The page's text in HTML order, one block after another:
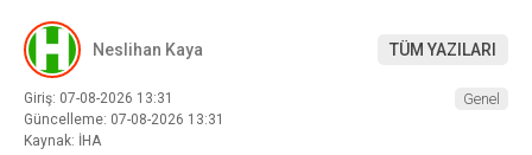
Neslihan Kaya TÜM YAZILARI
Giriş: 07-08-2026 13:31
Güncelleme: 07-08-2026 13:31
Kaynak: İHA
Genel